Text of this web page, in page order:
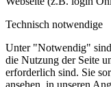
Technisch notwendige
Unter "Notwendig"
die Nutzung der Seite
erforderlich sind. Sie
ansehen, in unseren